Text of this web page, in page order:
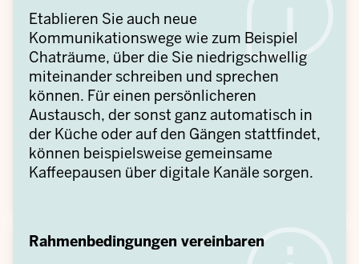
Etablieren Sie auch neue
Kommunikationswege wie zum Beispiel
Chaträume, über die Sie niedrigschwellig
miteinander schreiben und sprechen
können. Für einen persönlicheren
Austausch, der sonst ganz automatisch in
der Küche oder auf den Gängen stattfindet,
können beispielsweise gemeinsame
Kaffeepausen über digitale Kanäle sorgen.
Rahmenbedingungen vereinbaren